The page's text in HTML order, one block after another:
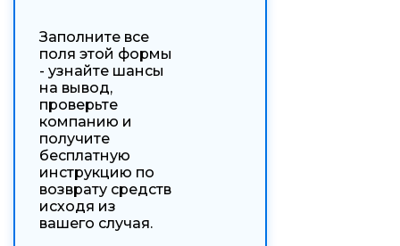
Заполните все
поля этой формы
- узнайте шансы
на вывод,
проверьте
компанию и
получите
бесплатную
инструкцию по
возврату средств
исходя из
вашего случая.